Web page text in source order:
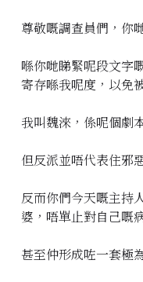
尊敬嘅調查員們，你
喺你哋睇緊呢段文字
寄存喺我呢度，以免
我叫魏淶，係呢個劇
但反派並唔代表住邪
反而你們今天嘅主持
婆，唔單止對自己
甚至仲形成咗一套極